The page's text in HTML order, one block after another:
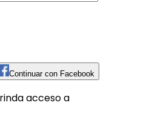
Continuar con Facebook
acceso a